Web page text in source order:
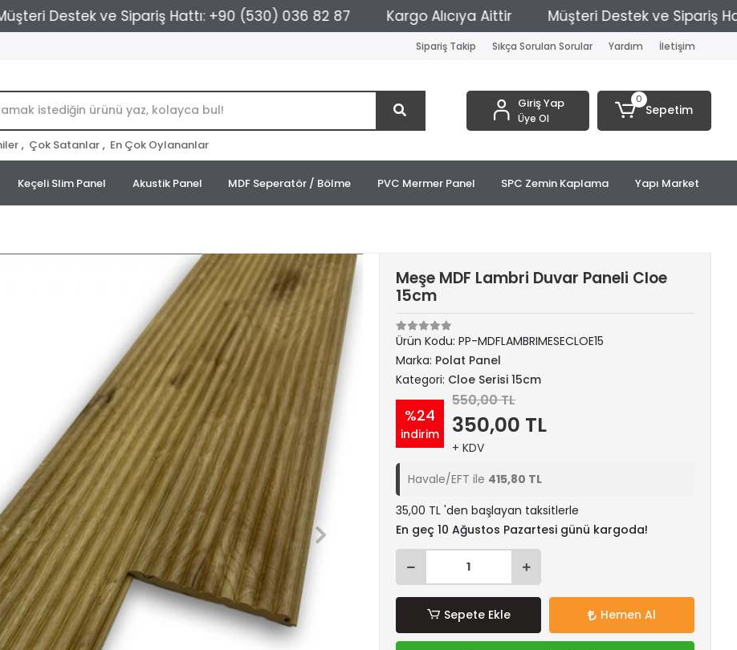
ve Sipariş Hattı: +90 (530) 036 82 87 Kargo Alıcıya Aittir Müşteri Destek ve Sipariş Hattı:
Sipariş Takip Sıkça Sorulan Sorular Yardım İletişim
, Çok Satanlar , En Çok Oylananlar
Giriş Yap
Üye Ol
0
Sepetim
Keçeli Slim Panel Akustik Panel MDF Seperatör / Bölme PVC Mermer Panel SPC Zemin Kaplama Yapı Market
Meşe MDF Lambri Duvar Paneli Cloe
15cm
Ürün Kodu:PP-MDFLAMBRIMESECLOE15
Marka: Polat Panel
Kategori: Cloe Serisi 15cm
%24
indirim
550,00 TL
350,00 TL
+ KDV
Havale/EFT ile 415,80 TL
35,00 TL 'den başlayan taksitlerle
En geç 10 Ağustos Pazartesi günü kargoda!
Sepete Ekle Hemen Al